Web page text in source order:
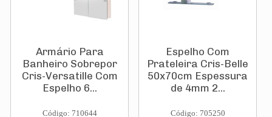
Armário Para
Banheiro Sobrepor
Cris-Versatille Com
Espelho 6...
Código: 710644
Espelho Com
Prateleira Cris-Belle
50x70cm Espessura
de 4mm 2...
Código: 705250